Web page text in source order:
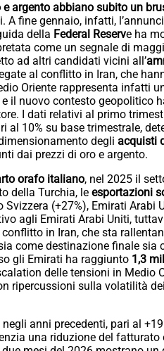
e argento abbiano subito un
A fine gennaio, infatti,
della Federal Reserve ha
come un segnale di
ad altri candidati vicini all’
al conflitto in Iran, che
Oriente rappresenta infatti
il nuovo contesto geopolitico
I dati relativi al primo
al 10% su base trimestrale,
degli acquisti
dai prezzi di oro e argento.
orafo italiano, nel 2025 il
della Turchia, le esportazioni
(+27%), Emirati Arabi
agli Emirati Arabi Uniti,
in Iran, che sta
come destinazione finale sia
gli Emirati ha raggiunto 1,3
delle tensioni in Medio
ripercussioni sulla volatilità
anni precedenti, pari al
una riduzione del fatturato